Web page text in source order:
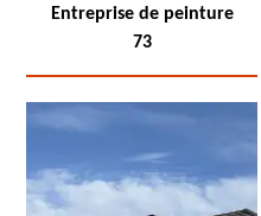
Entreprise de peinture
73